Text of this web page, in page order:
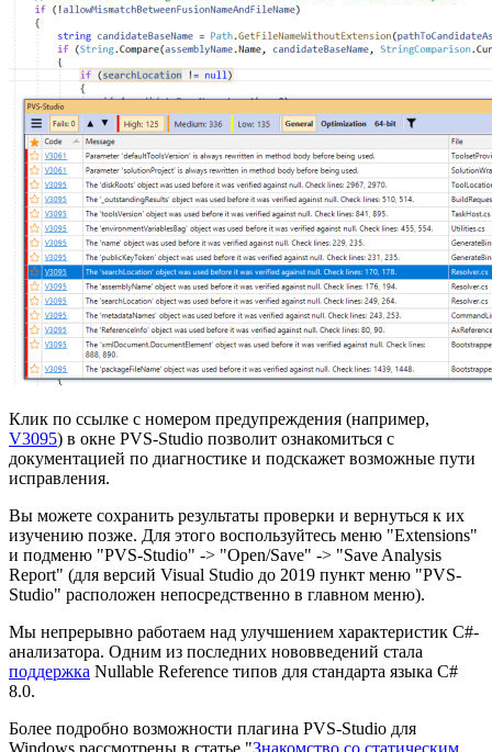
Клик по ссылке с номером предупреждения (например,
V3095) в окне PVS-Studio позволит ознакомиться с
документацией по диагностике и подскажет возможные пути
исправления.
Вы можете сохранить результаты проверки и вернуться к их
изучению позже. Для этого воспользуйтесь меню "Extensions"
и подменю "PVS-Studio" -> "Open/Save" -> "Save Analysis
Report" (для версий Visual Studio до 2019 пункт меню "PVS-
Studio" расположен непосредственно в главном меню).
Мы непрерывно работаем над улучшением характеристик C#-
анализатора. Одним из последних нововведений стала
поддержка Nullable Reference типов для стандарта языка C#
8.0.
Более подробно возможности плагина PVS-Studio для
Windows рассмотрены в статье "Знакомство со статическим